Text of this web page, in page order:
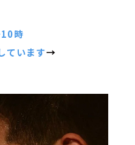
10時
ています→